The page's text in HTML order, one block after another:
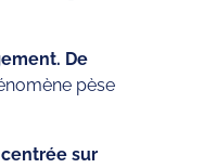
De
pèse
sur